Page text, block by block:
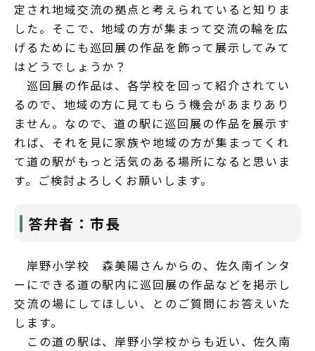
定され地域交流の拠点と考えられていると知りま
した。そこで、地域の方が集まって交流の輪を広
げるためにも巡回展の作品を飾って展示してみて
はどうでしょうか？
巡回展の作品は、各学校を回って紹介されてい
るので、地域の方に見てもらう機会があまりあり
ません。なので、道の駅に巡回展の作品を展示す
れば、それを見に家族や地域の方が集まってくれ
て道の駅がもっと活気のある場所になると思いま
す。ご検討よろしくお願いします。
答弁者：市長
岸野小学校 森美陽さんからの、佐久南インタ
ーにできる道の駅内に巡回展の作品などを掲示し
交流の場にしてほしい、とのご質問にお答えいた
します。
この道の駅は、岸野小学校からも近い、佐久南